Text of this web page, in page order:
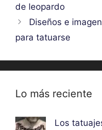
de leopardo
Diseños e
para tatuarse
Lo más reciente
Los